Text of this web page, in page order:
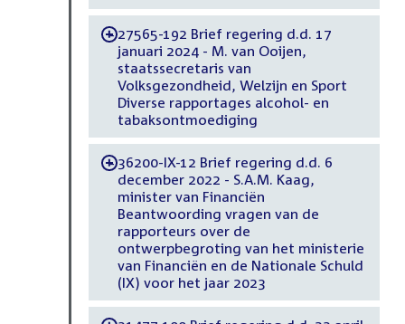
-27565-192 Brief regering d.d. 17
januari 2024 - M. van Ooijen,
staatssecretaris van
Volksgezondheid, Welzijn en Sport
Diverse rapportages alcohol- en
tabaksontmoediging
-36200-IX-12 Brief regering d.d. 6
december 2022 - S.A.M. Kaag,
minister van Financiën
Beantwoording vragen van de
rapporteurs over de
ontwerpbegroting van het ministerie
van Financiën en de Nationale Schuld
(IX) voor het jaar 2023